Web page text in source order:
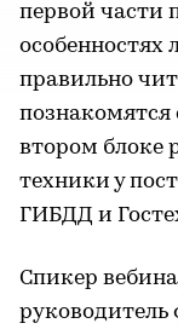
первой части
особенностях
правильно
познакомятся
втором блоке
техники у
ГИБДД и
Спикер